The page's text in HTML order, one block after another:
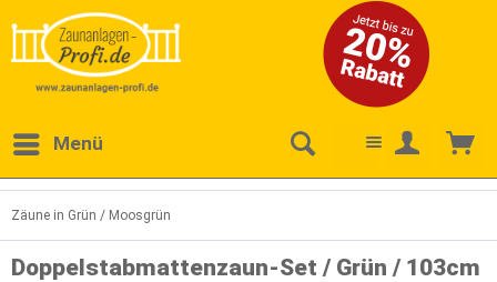
Menü
Zäune in Grün / Moosgrün
Doppelstabmattenzaun-Set / Grün / 103cm